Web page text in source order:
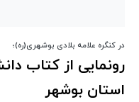
در کنگره علامه بلادی بوشهری(ره)؛
رونمایی از کتاب
استان بوشهر